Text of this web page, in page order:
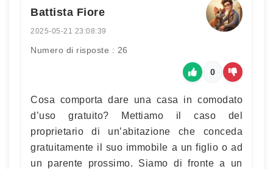
Battista Fiore
2025-05-21 23:08:39
Numero di risposte : 26
0
Cosa comporta dare una casa in comodato
d’uso gratuito? Mettiamo il caso del
proprietario di un’abitazione che conceda
gratuitamente il suo immobile a un figlio o ad
un parente prossimo. Siamo di fronte a un